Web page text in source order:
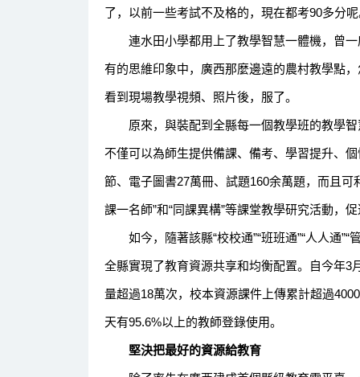
了，以前一些考試不及格的，現在都考90多分
連水田小學都用上了教學智慧一體機，曾一
有的思維印象中，廣西那麼邊遠的農村教學點
看到現場教學視頻、照片後，服了。
原來，與裝配到全縣每一個教學班的教學智
不僅可以為師生提供備課、備考、學習提升、
節、電子圖書27萬冊、試題160余萬題，而且
課一名師”和“同課異構”等課堂教學研究活動，
如今，隨著該縣“校校通”“班班通”“人人通”“
全縣實現了教育資源共享和均衡配置。自今年3
量超過18萬次，校本資源課件上傳累計超過
天有95.6%以上的教師登錄使用。
堅決把最好的資源給教育